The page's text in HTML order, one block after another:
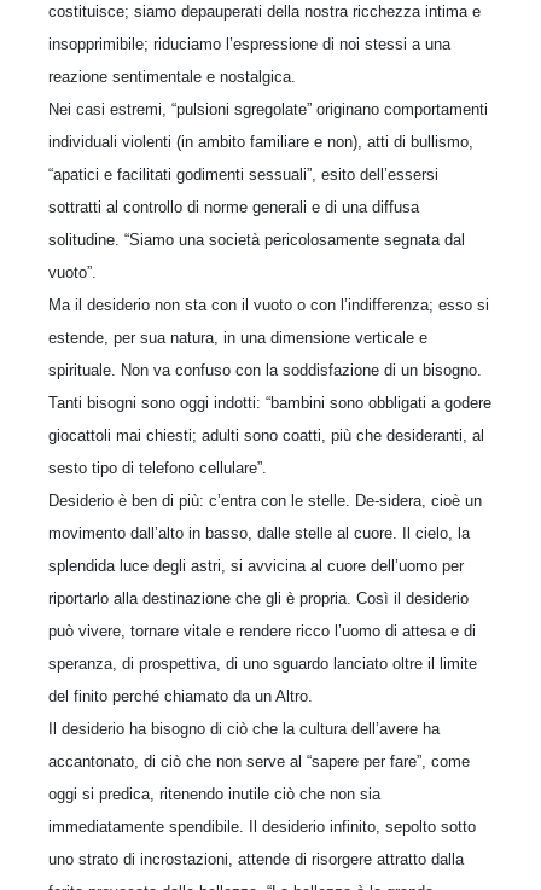
costituisce; siamo depauperati della nostra ricchezza intima e
insopprimibile; riduciamo l’espressione di noi stessi a una
reazione sentimentale e nostalgica.
Nei casi estremi, “pulsioni sgregolate” originano comportamenti
individuali violenti (in ambito familiare e non), atti di bullismo,
“apatici e facilitati godimenti sessuali”, esito dell’essersi
sottratti al controllo di norme generali e di una diffusa
solitudine. “Siamo una società pericolosamente segnata dal
vuoto”.
Ma il desiderio non sta con il vuoto o con l’indifferenza; esso si
estende, per sua natura, in una dimensione verticale e
spirituale. Non va confuso con la soddisfazione di un bisogno.
Tanti bisogni sono oggi indotti: “bambini sono obbligati a godere
giocattoli mai chiesti; adulti sono coatti, più che desideranti, al
sesto tipo di telefono cellulare”.
Desiderio è ben di più: c’entra con le stelle. De-sidera, cioè un
movimento dall’alto in basso, dalle stelle al cuore. Il cielo, la
splendida luce degli astri, si avvicina al cuore dell’uomo per
riportarlo alla destinazione che gli è propria. Così il desiderio
può vivere, tornare vitale e rendere ricco l’uomo di attesa e di
speranza, di prospettiva, di uno sguardo lanciato oltre il limite
del finito perché chiamato da un Altro.
Il desiderio ha bisogno di ciò che la cultura dell’avere ha
accantonato, di ciò che non serve al “sapere per fare”, come
oggi si predica, ritenendo inutile ciò che non sia
immediatamente spendibile. Il desiderio infinito, sepolto sotto
uno strato di incrostazioni, attende di risorgere attratto dalla